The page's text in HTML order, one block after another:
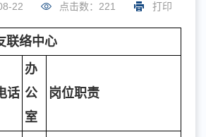
22 点击数： 221 打印
联络中心
话
办
公
室
岗位职责